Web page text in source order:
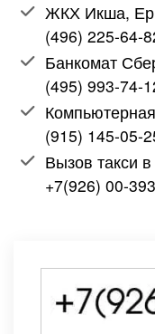
ЖКХ Икша,
(496) 225-64-
Банкомат
(495) 993-74-
(915) 145-05-
Вызов такси
+7(926) 00-